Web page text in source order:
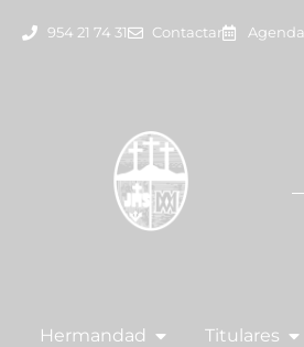
954 21 74 31 Contactar Agenda
Hermandad Titulares